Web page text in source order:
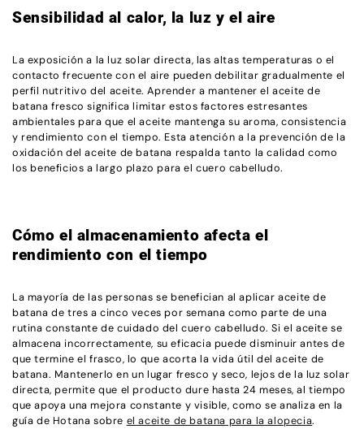
Sensibilidad al calor, la luz y el aire
La exposición a la luz solar directa, las altas temperaturas o el
contacto frecuente con el aire pueden debilitar gradualmente el
perfil nutritivo del aceite. Aprender a mantener el aceite de
batana fresco significa limitar estos factores estresantes
ambientales para que el aceite mantenga su aroma, consistencia
y rendimiento con el tiempo. Esta atención a la prevención de la
oxidación del aceite de batana respalda tanto la calidad como
los beneficios a largo plazo para el cuero cabelludo.
Cómo el almacenamiento afecta el
rendimiento con el tiempo
La mayoría de las personas se benefician al aplicar aceite de
batana de tres a cinco veces por semana como parte de una
rutina constante de cuidado del cuero cabelludo. Si el aceite se
almacena incorrectamente, su eficacia puede disminuir antes de
que termine el frasco, lo que acorta la vida útil del aceite de
batana. Mantenerlo en un lugar fresco y seco, lejos de la luz solar
directa, permite que el producto dure hasta 24 meses, al tiempo
que apoya una mejora constante y visible, como se analiza en la
guía de Hotana sobre el aceite de batana para la alopecia.